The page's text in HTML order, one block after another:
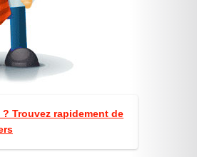
Trouvez rapidement de